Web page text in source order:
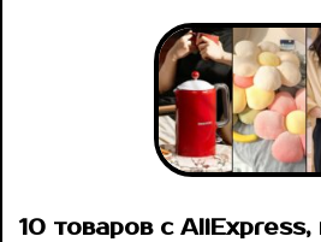
10 товаров с